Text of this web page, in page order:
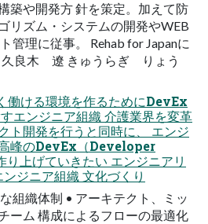
築や開発方 針を策定。加えて防
リズム・システムの開発やWEB
管理に従事。 Rehab for Japanに
久良木 遼 きゅうらぎ りょう
働ける環境を作るためにDevEx
エンジニア組織 介護業界を変革
ト開発を行うと同時に、 エンジ
峰のDevEx（Developer
上げていきたい エンジニアリ
ジニア組織 文化づくり
組織体制 • アーキテクト、ミッ
ーム 構成によるフローの最適化